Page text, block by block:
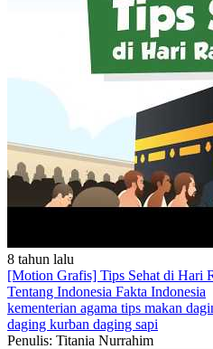
8 tahun lalu
[Motion Grafis] Tips Sehat di Hari
Tentang Indonesia Fakta Indonesia
kementerian agama tips makan
daging kurban daging sapi
Penulis: Titania Nurrahim